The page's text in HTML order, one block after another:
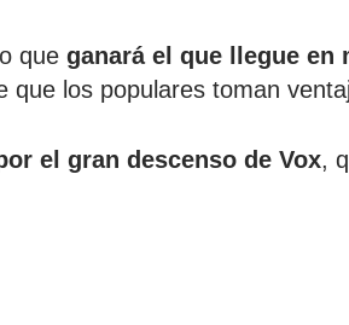
que ganará el que llegue en
que los populares toman
el gran descenso de Vox,